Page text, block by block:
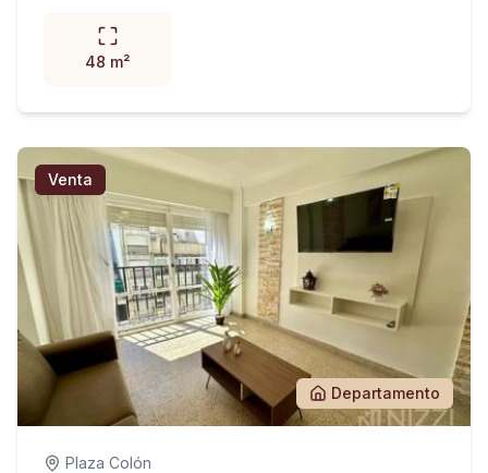
48 m²
Venta
Departamento
Plaza Colón